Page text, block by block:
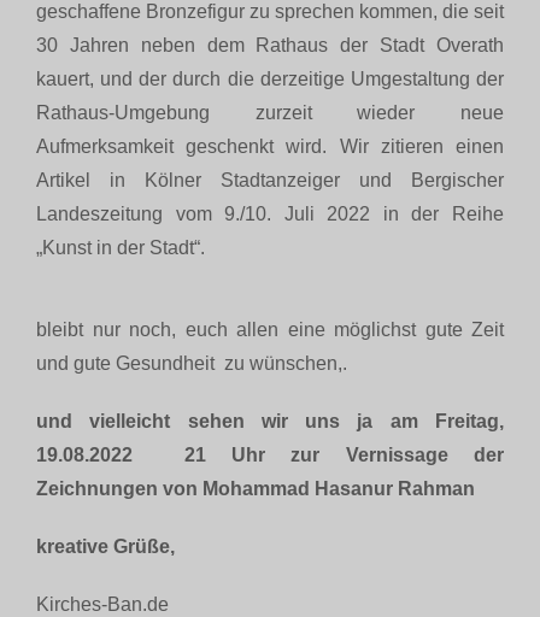
geschaffene Bronzefigur zu sprechen kommen, die seit
30 Jahren neben dem Rathaus der Stadt Overath
kauert, und der durch die derzeitige Umgestaltung der
Rathaus-Umgebung zurzeit wieder neue
Aufmerksamkeit geschenkt wird. Wir zitieren einen
Artikel in Kölner Stadtanzeiger und Bergischer
Landeszeitung vom 9./10. Juli 2022 in der Reihe
„Kunst in der Stadt“.
bleibt nur noch, euch allen eine möglichst gute Zeit
und gute Gesundheit zu wünschen,.
und vielleicht sehen wir uns ja am Freitag,
19.08.2022 21 Uhr zur Vernissage der
Zeichnungen von Mohammad Hasanur Rahman
kreative Grüße,
Kirches-Ban.de